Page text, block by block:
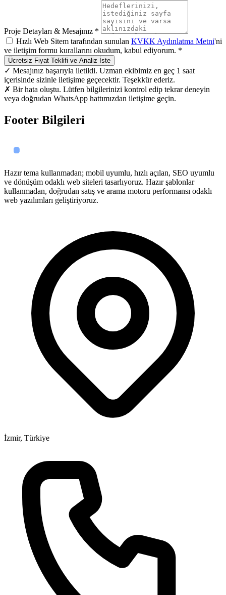
Proje Detayları & Mesajınız *
Hızlı Web Sitem tarafından sunulan KVKK Aydınlatma Metni'ni
ve iletişim formu kurallarını okudum, kabul ediyorum. *
Ücretsiz Fiyat Teklifi ve Analiz İste
✓ Mesajınız başarıyla iletildi. Uzman ekibimiz en geç 1 saat
içerisinde sizinle iletişime geçecektir. Teşekkür ederiz.
✗ Bir hata oluştu. Lütfen bilgilerinizi kontrol edip tekrar deneyin
veya doğrudan WhatsApp hattımızdan iletişime geçin.
Footer Bilgileri
Hazır tema kullanmadan; mobil uyumlu, hızlı açılan, SEO uyumlu
ve dönüşüm odaklı web siteleri tasarlıyoruz. Hazır şablonlar
kullanmadan, doğrudan satış ve arama motoru performansı odaklı
web yazılımları geliştiriyoruz.
İzmir, Türkiye